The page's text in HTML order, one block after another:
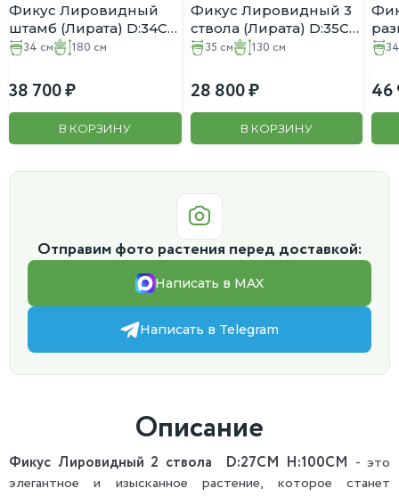
Фикус Лировидный
штамб (Лирата) D:34СМ
H:180СМ
34 см 180 см
38 700
В КОРЗИНУ
Фикус Лировидный 3
ствола (Лирата) D:35СМ
H:130СМ
35 см 130 см
28 800
В КОРЗИНУ
46
Отправим фото растения перед доставкой:
Написать в MAX
Написать в Telegram
Описание
Фикус Лировидный 2 ствола D:27СМ H:100СМ - это
элегантное и изысканное растение, которое станет